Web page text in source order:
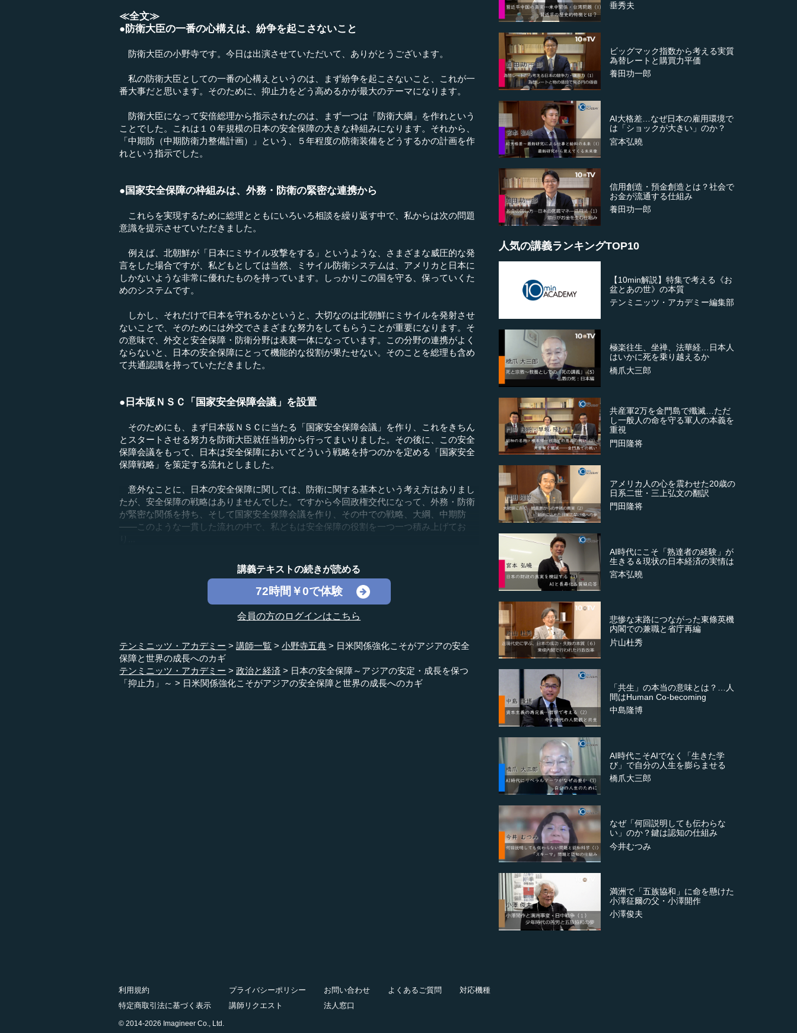
≪全文≫
●防衛大臣の一番の心構えは、紛争を起こさないこと
防衛大臣の小野寺です。今日は出演させていただいて、ありがとうございます。
私の防衛大臣としての一番の心構えというのは、まず紛争を起こさないこと、これが一
番大事だと思います。そのために、抑止力をどう高めるかが最大のテーマになります。
防衛大臣になって安倍総理から指示されたのは、まず一つは「防衛大綱」を作れという
ことでした。これは１０年規模の日本の安全保障の大きな枠組みになります。それから、
「中期防（中期防衛力整備計画）」という、５年程度の防衛装備をどうするかの計画を作
れという指示でした。
●国家安全保障の枠組みは、外務・防衛の緊密な連携から
これらを実現するために総理とともにいろいろ相談を繰り返す中で、私からは次の問題
意識を提示させていただきました。
例えば、北朝鮮が「日本にミサイル攻撃をする」というような、さまざまな威圧的な発
言をした場合ですが、私どもとしては当然、ミサイル防衛システムは、アメリカと日本に
しかないような非常に優れたものを持っています。しっかりこの国を守る、保っていくた
めのシステムです。
しかし、それだけで日本を守れるかというと、大切なのは北朝鮮にミサイルを発射させ
ないことで、そのためには外交でさまざまな努力をしてもらうことが重要になります。そ
の意味で、外交と安全保障・防衛分野は表裏一体になっています。この分野の連携がよく
ならないと、日本の安全保障にとって機能的な役割が果たせない。そのことを総理も含め
て共通認識を持っていただきました。
●日本版ＮＳＣ「国家安全保障会議」を設置
そのためにも、まず日本版ＮＳＣに当たる「国家安全保障会議」を作り、これをきちん
とスタートさせる努力を防衛大臣就任当初から行ってまいりました。その後に、この安全
保障会議をもって、日本は安全保障においてどういう戦略を持つのかを定める「国家安全
保障戦略」を策定する流れとしました。
意外なことに、日本の安全保障に関しては、防衛に関する基本という考え方はありまし
たが、安全保障の戦略はありませんでした。ですから今回政権交代になって、外務・防衛
が緊密な関係を持ち、そして国家安全保障会議を作り、その中での戦略、大綱、中期防
――このような一貫した流れの中で、私どもは安全保障の役割を一つ一つ積み上げてお
講義テキストの続きが読める
72時間￥0で体験
会員の方のログインはこちら
テンミニッツ・アカデミー 講師一覧 小野寺五典
日米関係強化こそがアジアの安全
保障と世界の成長へのカギ
テンミニッツ・アカデミー
政治と経済
日本の安全保障～アジアの安定・成長を保つ
「抑止力」～
日米関係強化こそがアジアの安全保障と世界の成長へのカギ
垂秀夫
ビッグマック指数から考える実質
為替レートと購買力平価
養田功一郎
AI大格差…なぜ日本の雇用環境で
は「ショックが大きい」のか？
宮本弘曉
信用創造・預金創造とは？社会で
お金が流通する仕組み
養田功一郎
人気の講義ランキングTOP10
【10min解説】特集で考える《お
盆とあの世》の本質
テンミニッツ・アカデミー編集部
極楽往生、坐禅、法華経…日本人
はいかに死を乗り越えるか
橋爪大三郎
共産軍2万を金門島で殲滅…ただ
し一般人の命を守る軍人の本義を
重視
門田隆将
アメリカ人の心を震わせた20歳の
日系二世・三上弘文の翻訳
門田隆将
AI時代にこそ「熟達者の経験」が
生きる＆現状の日本経済の実情は
宮本弘曉
悲惨な末路につながった東條英機
内閣での兼職と省庁再編
片山杜秀
「共生」の本当の意味とは？…人
間はHuman Co-becoming
中島隆博
AI時代こそAIでなく「生きた学
び」で自分の人生を膨らませる
橋爪大三郎
なぜ「何回説明しても伝わらな
い」のか？鍵は認知の仕組み
今井むつみ
満洲で「五族協和」に命を懸けた
小澤征爾の父・小澤開作
小澤俊夫
利用規約 プライバシーポリシー お問い合わせ よくあるご質問
対応機種
特定商取引法に基づく表示
講師リクエスト 法人窓口
© 2014-2026 Imagineer Co., Ltd.